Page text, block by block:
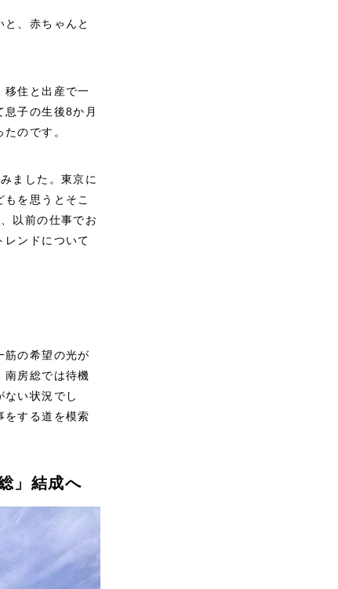
、赤ちゃんと
移住と出産で一
子の生後8か月
のです。
ました。東京に
を思うとそこ
以前の仕事でお
ンドについて
筋の希望の光が
南房総では待機
い状況でし
をする道を模索
」結成へ